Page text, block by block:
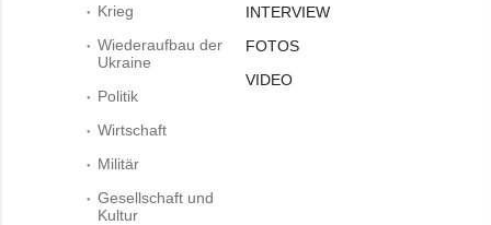
Krieg
Wiederaufbau der
Ukraine
Politik
Wirtschaft
Militär
Gesellschaft und
Kultur
INTERVIEW
FOTOS
VIDEO